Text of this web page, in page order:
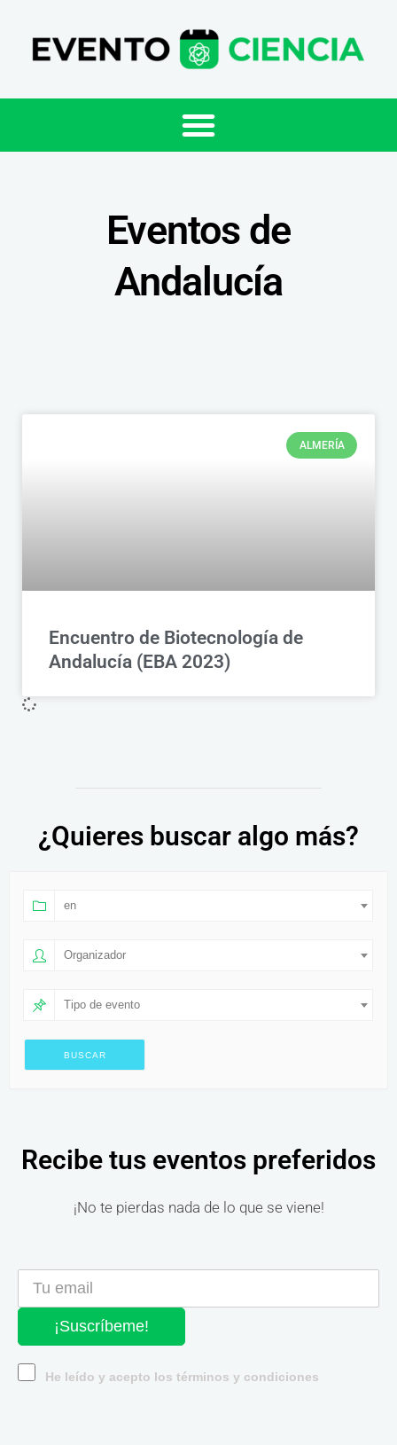
Eventos de
Andalucía
ALMERÍA
Encuentro de Biotecnología de
Andalucía (EBA 2023)
¿Quieres buscar algo más?
en
Organizador
Tipo de evento
Recibe tus eventos preferidos
¡No te pierdas nada de lo que se viene!
¡Suscríbeme!
He leído y acepto los términos y condiciones